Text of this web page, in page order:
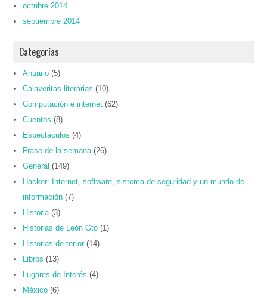
octubre 2014
septiembre 2014
Categorías
Anuario (5)
Calaveritas literarias (10)
Computación e internet (62)
Cuentos (8)
Espectáculos (4)
Frase de la semana (26)
General (149)
Hacker: Internet, software, sistema de seguridad y un mundo de
información (7)
Historia (3)
Historias de León Gto (1)
Historias de terror (14)
Libros (13)
Lugares de Interés (4)
México (6)